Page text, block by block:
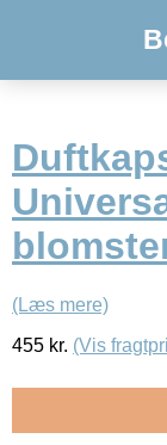
(Læs mere)
455 kr. (Vis